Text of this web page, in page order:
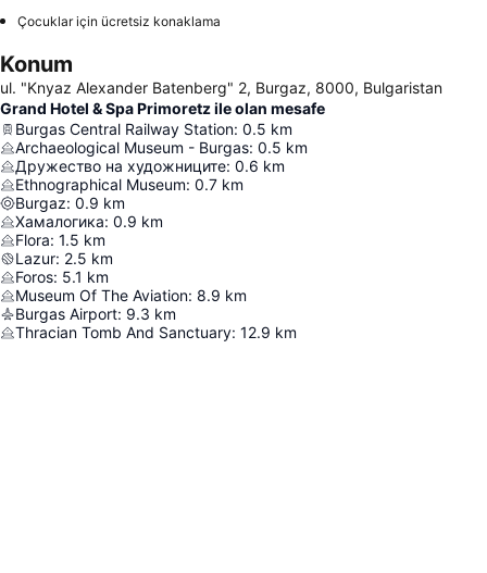
Çocuklar için ücretsiz konaklama
Konum
ul. "Knyaz Alexander Batenberg" 2, Burgaz, 8000, Bulgaristan
Grand Hotel & Spa Primoretz ile olan mesafe
Burgas Central Railway Station: 0.5 km
Archaeological Museum - Burgas: 0.5 km
Дружество на художниците: 0.6 km
Ethnographical Museum: 0.7 km
Burgaz: 0.9 km
Хамалогика: 0.9 km
Flora: 1.5 km
Lazur: 2.5 km
Foros: 5.1 km
Museum Of The Aviation: 8.9 km
Burgas Airport: 9.3 km
Thracian Tomb And Sanctuary: 12.9 km